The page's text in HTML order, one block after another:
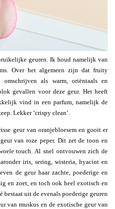
geuren. Ik houd namelijk van
Over het algemeen zijn dat fruity
als warm, oriëntaals en
gevallen voor deze geur. Het heeft
vind in een parfum, namelijk de
Lekker ‘crispy clean’.
geur van oranjebloesem en gooit er
van roze peper. Dit zet de toon en
touch. Al snel ontvouwen zich de
iris, sering, wisteria, hyacint en
de geur haar zachte, poederige en
en zoet, en toch ook heel exotisch en
bestaat uit de evenals poederige geuren
van muskus en de exotische geur van